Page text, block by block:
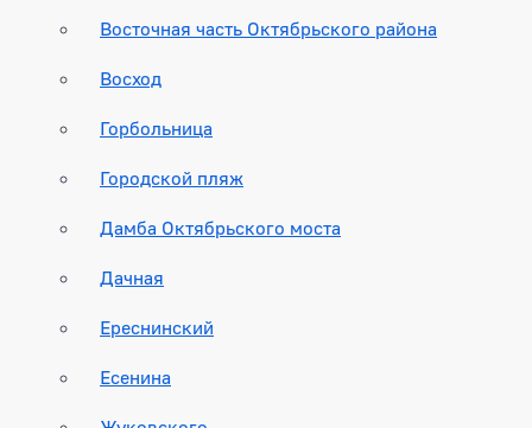
Восточная часть Октябрьского района
Восход
Горбольница
Городской пляж
Дамба Октябрьского моста
Дачная
Ереснинский
Есенина